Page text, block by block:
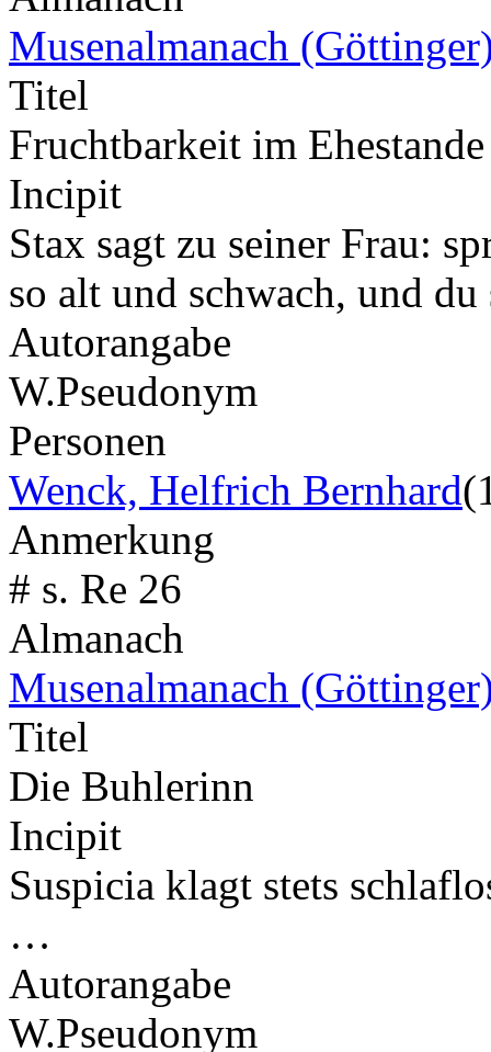
Musenalmanach
Titel
Fruchtbarkeit im Ehestande
Incipit
Stax sagt zu seiner Frau:
so alt und schwach, und
Autorangabe
W.Pseudonym
Personen
Wenck, Helfrich Bernhard
Anmerkung
# s. Re 26
Almanach
Musenalmanach
Titel
Die Buhlerinn
Incipit
Suspicia klagt stets
…
Autorangabe
W.Pseudonym